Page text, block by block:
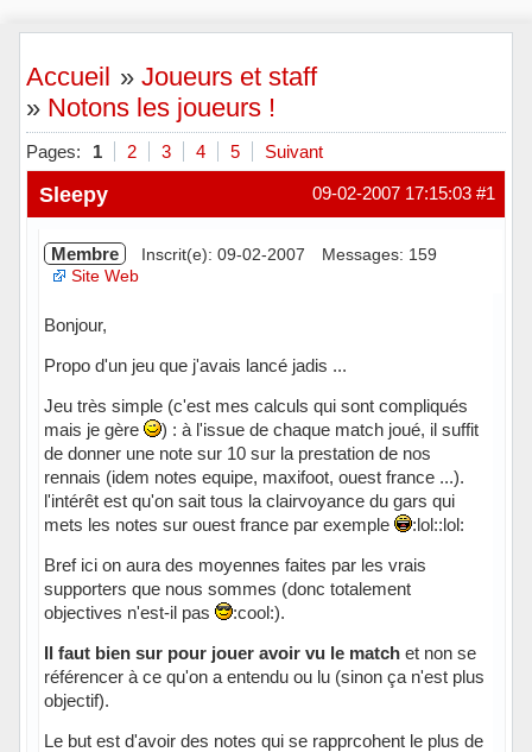
Accueil »Joueurs et staff
» Notons les joueurs !
Pages: 1 2 3 4 5 Suivant
#1
09-02-2007 17:15:03
Sleepy
Membre Inscrit(e): 09-02-2007
Messages: 159
Site Web
Bonjour,
Propo d'un jeu que j'avais lancé jadis ...
Jeu très simple (c'est mes calculs qui sont compliqués
mais je gère
) : à l'issue de chaque match joué, il suffit
de donner une note sur 10 sur la prestation de nos
rennais (idem notes equipe, maxifoot, ouest france ...).
l'intérêt est qu'on sait tous la clairvoyance du gars qui
mets les notes sur ouest france par exemple
:lol::lol:
Bref ici on aura des moyennes faites par les vrais
supporters que nous sommes (donc totalement
objectives n'est-il pas
:cool:).
Il faut bien sur pour jouer avoir vu le match et non se
référencer à ce qu'on a entendu ou lu (sinon ça n'est plus
objectif).
Le but est d'avoir des notes qui se rapprcohent le plus de